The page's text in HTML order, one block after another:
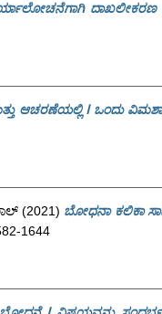
ದಾಖಲೀಕರಣ |
ಆಚರಣೆಯಲ್ಲಿ ⵏ ಒಂದು
(2021) ಬೋಧನಾ ಕಲಿಕಾ
1644